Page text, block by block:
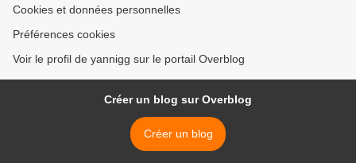
Cookies et données personnelles
Préférences cookies
Voir le profil de yannigg sur le portail Overblog
Créer un blog sur Overblog
Créer un blog